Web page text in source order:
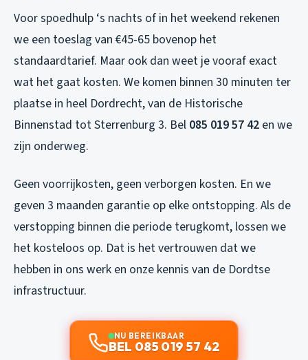
Voor spoedhulp ‘s nachts of in het weekend rekenen
we een toeslag van €45-65 bovenop het
standaardtarief. Maar ook dan weet je vooraf exact
wat het gaat kosten. We komen binnen 30 minuten ter
plaatse in heel Dordrecht, van de Historische
Binnenstad tot Sterrenburg 3. Bel 085 019 57 42 en we
zijn onderweg.
Geen voorrijkosten, geen verborgen kosten. En we
geven 3 maanden garantie op elke ontstopping. Als de
verstopping binnen die periode terugkomt, lossen we
het kosteloos op. Dat is het vertrouwen dat we
hebben in ons werk en onze kennis van de Dordtse
infrastructuur.
NU BEREIKBAAR
BEL 085 019 57 42